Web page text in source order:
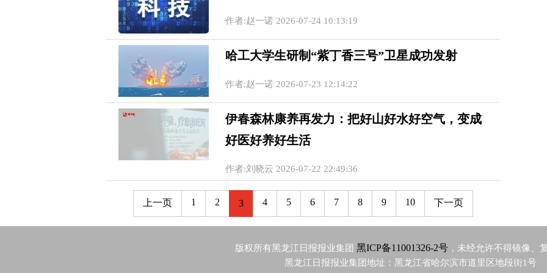
作者:赵一诺 2026-07-24 10:13:19
哈工大学生研制“紫丁香三号”卫星成功发射
作者:赵一诺 2026-07-23 12:14:22
伊春森林康养再发力：把好山好水好空气，变成
好医好养好生活
作者:刘晓云 2026-07-22 22:49:36
上一页 1 2 3 4 5 6 7 8 9 10 下一页
版权所有黑龙江日报报业集团 黑ICP备11001326-2号 ，未经允许不得镜像、
黑龙江日报报业集团地址：黑龙江省哈尔滨市道里区地段街1号